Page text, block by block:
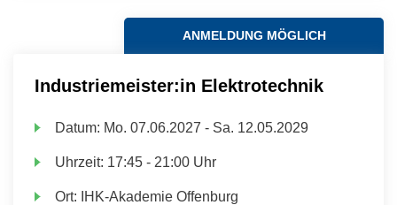
ANMELDUNG MÖGLICH
Industriemeister:in Elektrotechnik
Datum: Mo. 07.06.2027 - Sa. 12.05.2029
Uhrzeit: 17:45 - 21:00 Uhr
Ort: IHK-Akademie Offenburg